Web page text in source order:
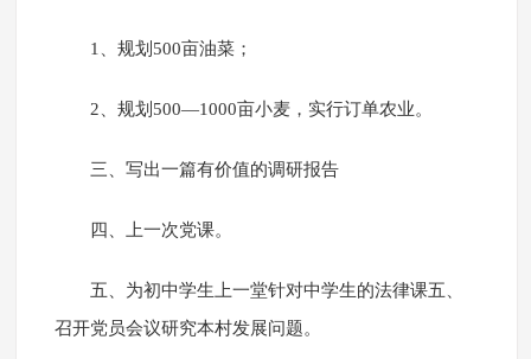
1、规划500亩油菜；
2、规划500—1000亩小麦，实行订单农业。
三、写出一篇有价值的调研报告
四、上一次党课。
五、为初中学生上一堂针对中学生的法律课五、
召开党员会议研究本村发展问题。